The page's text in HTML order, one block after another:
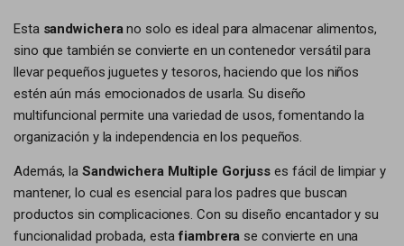
Esta sandwicherano solo es ideal para almacenar alimentos,
sino que también se convierte en un contenedor versátil para
llevar pequeños juguetes y tesoros, haciendo que los niños
estén aún más emocionados de usarla. Su diseño
multifuncional permite una variedad de usos, fomentando la
organización y la independencia en los pequeños.
Además, la Sandwichera Multiple Gorjuss es fácil de limpiar y
mantener, lo cual es esencial para los padres que buscan
productos sin complicaciones. Con su diseño encantador y su
funcionalidad probada, estafiambrera se convierte en una